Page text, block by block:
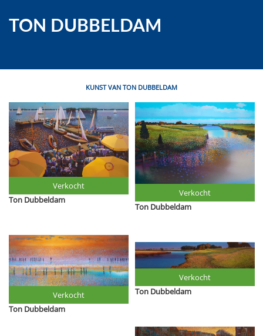
TON DUBBELDAM
KUNST VAN TON DUBBELDAM
Ton Dubbeldam
Verkocht
Ton Dubbeldam
Verkocht
Ton Dubbeldam
Verkocht
Ton Dubbeldam
Verkocht